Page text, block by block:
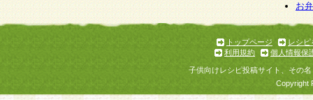
お
トップページ
レシピ
利用規約
個人情報保
子供向けレシピ投稿サイト、その
Copyright